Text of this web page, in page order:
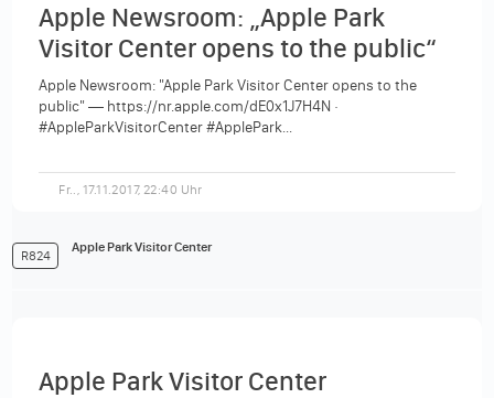
Apple Newsroom: „Apple Park
Visitor Center opens to the public“
Apple Newsroom: "Apple Park Visitor Center opens to the
public" — https://nr.apple.com/dE0x1J7H4N ·
#AppleParkVisitorCenter #ApplePark...
Fr.., 17.11.2017, 22:40 Uhr
R824
Apple Park Visitor Center
Apple Park Visitor Center